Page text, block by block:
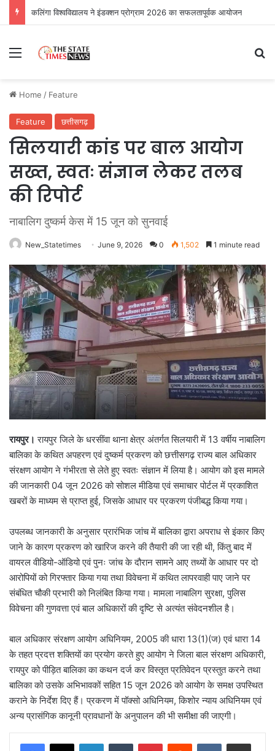
कलिंगा विश्वविद्यालय ने इंडक्शन प्रोग्राम 2026 का सफलतापूर्वक आयोजन
Menu
Home / Feature
Feature छत्तीसगढ़
सिलयारी कांड पर बाल आयोग
सख्त, स्वतः संज्ञान लेकर तलब
की रिपोर्ट
नाबालिग दुष्कर्म केस में 15 जून को सुनवाई
New_Statetimes June 9, 2026 0 1,502 1 minute read
रायपुर। रायपुर जिले के धरसींवा थाना क्षेत्र अंतर्गत सिलयारी में 13 वर्षीय नाबालिग
बालिका के कथित अपहरण एवं दुष्कर्म प्रकरण को छत्तीसगढ़ राज्य बाल अधिकार
संरक्षण आयोग ने गंभीरता से लेते हुए स्वतः संज्ञान में लिया है। आयोग को इस मामले
की जानकारी 04 जून 2026 को सोशल मीडिया एवं समाचार पोर्टल में प्रकाशित
खबरों के माध्यम से प्राप्त हुई, जिसके आधार पर प्रकरण पंजीबद्ध किया गया।
उपलब्ध जानकारी के अनुसार प्रारंभिक जांच में बालिका द्वारा अपराध से इंकार किए
जाने के कारण प्रकरण को खारिज करने की तैयारी की जा रही थी, किंतु बाद में
वायरल वीडियो-ऑडियो एवं पुनः जांच के दौरान सामने आए तथ्यों के आधार पर दो
आरोपियों को गिरफ्तार किया गया तथा विवेचना में कथित लापरवाही पाए जाने पर
संबंधित चौकी प्रभारी को निलंबित किया गया। मामला नाबालिग सुरक्षा, पुलिस
विवेचना की गुणवत्ता एवं बाल अधिकारों की दृष्टि से अत्यंत संवेदनशील है।
बाल अधिकार संरक्षण आयोग अधिनियम, 2005 की धारा 13(1)(ज) एवं धारा 14
के तहत प्रदत्त शक्तियों का प्रयोग करते हुए आयोग ने जिला बाल संरक्षण अधिकारी,
रायपुर को पीड़ित बालिका का कथन दर्ज कर विस्तृत प्रतिवेदन प्रस्तुत करने तथा
बालिका को उसके अभिभावकों सहित 15 जून 2026 को आयोग के समक्ष उपस्थित
कराने के निर्देश दिए हैं। प्रकरण में पॉक्सो अधिनियम, किशोर न्याय अधिनियम एवं
अन्य प्रासंगिक कानूनी प्रावधानों के अनुपालन की भी समीक्षा की जाएगी।
LinkedInTumblr PinterestReddit VKontakteShare via Email